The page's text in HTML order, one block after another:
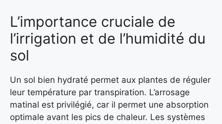
L’importance cruciale de
l’irrigation et de l’humidité du
sol
Un sol bien hydraté permet aux plantes de réguler
leur température par transpiration. L’arrosage
matinal est privilégié, car il permet une absorption
optimale avant les pics de chaleur. Les systèmes